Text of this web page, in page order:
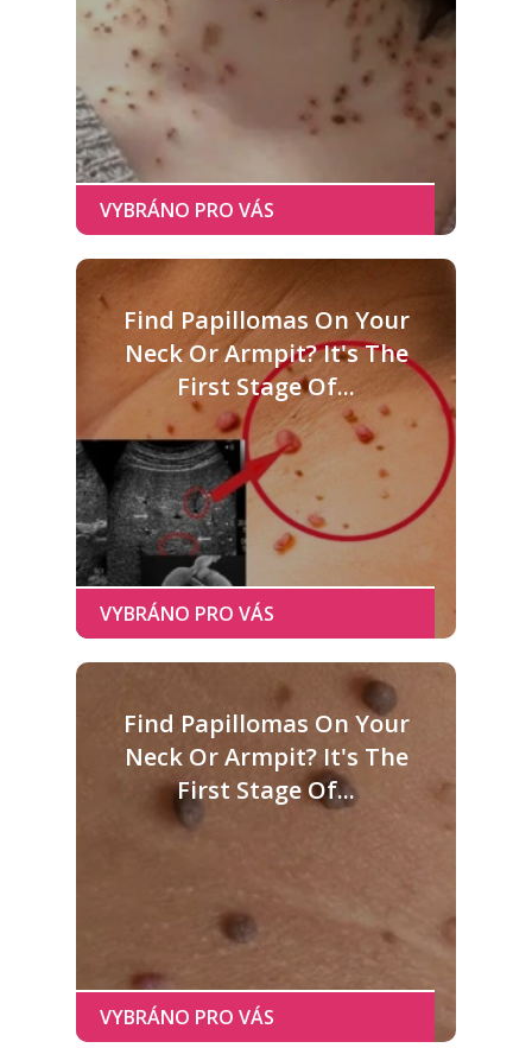
Find Papillomas On Your
Neck Or Armpit? It's The
First Stage Of...
Find Papillomas On Your
Neck Or Armpit? It's The
First Stage Of...